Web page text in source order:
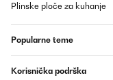
Plinske ploče za kuhanje
Popularne teme
Korisnička podrška